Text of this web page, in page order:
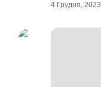
4 Грудня, 2023